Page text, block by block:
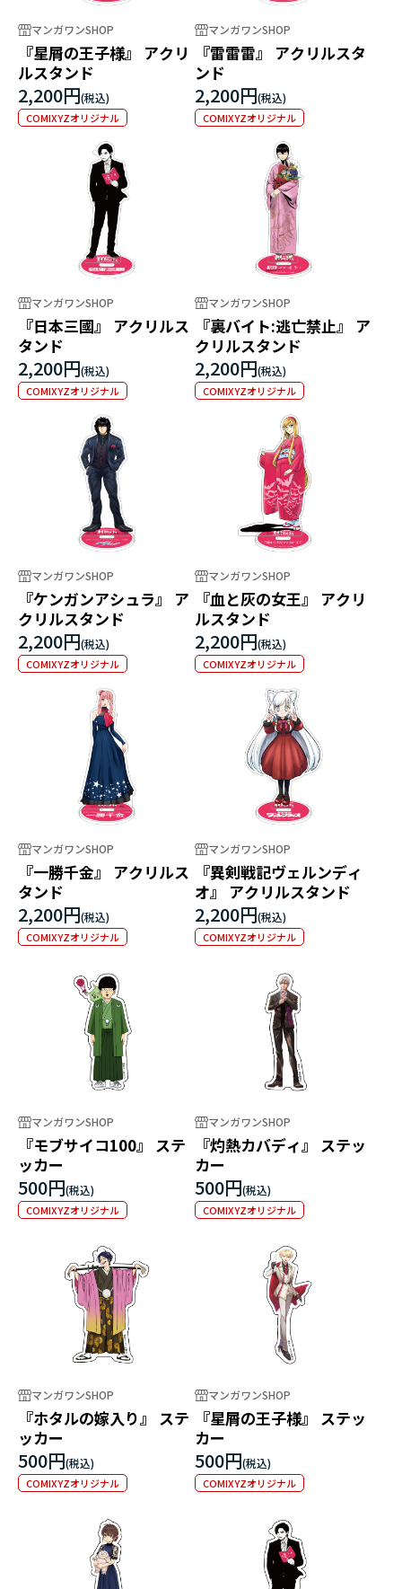
マンガワンSHOP
『星屑の王子様』 アクリ
ルスタンド
2,200円
COMIXYZオリジナル
マンガワンSHOP
『雷雷雷』 アクリルスタ
ンド
2,200円
COMIXYZオリジナル
マンガワンSHOP
『日本三國』 アクリルス
タンド
2,200円
COMIXYZオリジナル
マンガワンSHOP
『裏バイト:逃亡禁止』 ア
クリルスタンド
2,200円
COMIXYZオリジナル
マンガワンSHOP
『ケンガンアシュラ』 ア
クリルスタンド
2,200円
COMIXYZオリジナル
マンガワンSHOP
『血と灰の女王』 アクリ
ルスタンド
2,200円
COMIXYZオリジナル
マンガワンSHOP
『一勝千金』 アクリルス
タンド
2,200円
COMIXYZオリジナル
マンガワンSHOP
『異剣戦記ヴェルンディ
オ』 アクリルスタンド
2,200円
COMIXYZオリジナル
マンガワンSHOP
『モブサイコ100』 ステ
ッカー
500円
COMIXYZオリジナル
マンガワンSHOP
『灼熱カバディ』 ステッ
カー
500円
COMIXYZオリジナル
マンガワンSHOP
『ホタルの嫁入り』 ステ
ッカー
500円
COMIXYZオリジナル
マンガワンSHOP
『星屑の王子様』 ステッ
カー
500円
COMIXYZオリジナル